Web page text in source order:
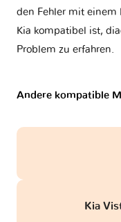
den Fehler mit einem
Kia kompatibel ist,
Problem zu erfahren.
Andere kompatible
Kia